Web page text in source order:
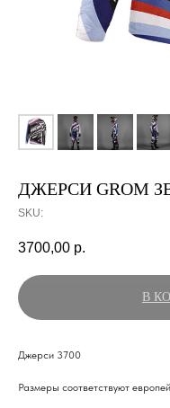
ДЖЕРСИ GROM
SKU:
3700,00 р.
В
Джерси 3700
Размеры соответствуют